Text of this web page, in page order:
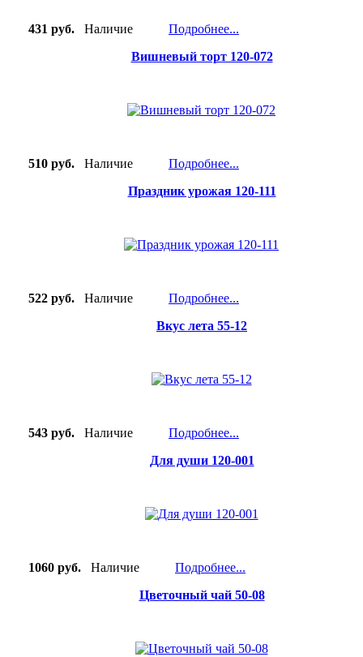
431 руб. Наличие
Подробнее...
Вишневый торт 120-072
510 руб. Наличие
Подробнее...
Праздник урожая 120-111
522 руб. Наличие
Подробнее...
Вкус лета 55-12
543 руб. Наличие
Подробнее...
Для души 120-001
1060 руб. Наличие
Подробнее...
Цветочный чай 50-08